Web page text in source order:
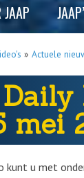
JAAP
» Actuele
mei
kunt u met